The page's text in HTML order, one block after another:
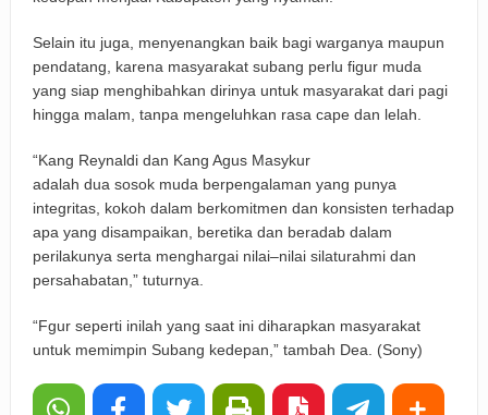
Selain itu juga, menyenangkan baik bagi warganya maupun
pendatang, karena masyarakat subang perlu figur muda
yang siap menghibahkan dirinya untuk masyarakat dari pagi
hingga malam, tanpa mengeluhkan rasa cape dan lelah.
“Kang Reynaldi dan Kang Agus Masykur
adalah dua sosok muda berpengalaman yang punya
integritas, kokoh dalam berkomitmen dan konsisten terhadap
apa yang disampaikan, beretika dan beradab dalam
perilakunya serta menghargai nilai–nilai silaturahmi dan
persahabatan,” tuturnya.
“Fgur seperti inilah yang saat ini diharapkan masyarakat
untuk memimpin Subang kedepan,” tambah Dea. (Sony)